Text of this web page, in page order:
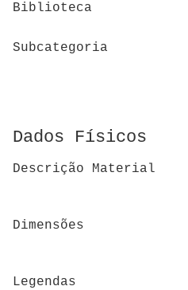
Biblioteca
Subcategoria
Dados Físicos
Descrição Material
Dimensões
Legendas